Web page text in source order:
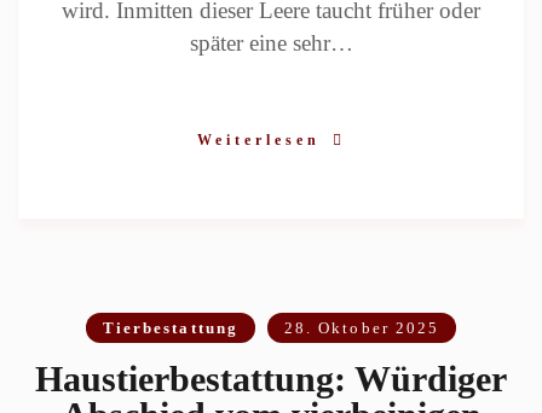
wird. Inmitten dieser Leere taucht früher oder
später eine sehr…
Weiterlesen
Tierbestattung 28. Oktober 2025
Haustierbestattung: Würdiger